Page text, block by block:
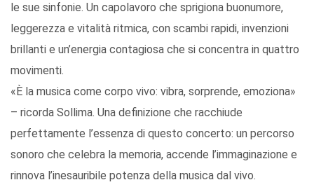
le sue sinfonie. Un capolavoro che sprigiona buonumore,
leggerezza e vitalità ritmica, con scambi rapidi, invenzioni
brillanti e un’energia contagiosa che si concentra in quattro
movimenti.
«È la musica come corpo vivo: vibra, sorprende, emoziona»
– ricorda Sollima. Una definizione che racchiude
perfettamente l’essenza di questo concerto: un percorso
sonoro che celebra la memoria, accende l’immaginazione e
rinnova l’inesauribile potenza della musica dal vivo.